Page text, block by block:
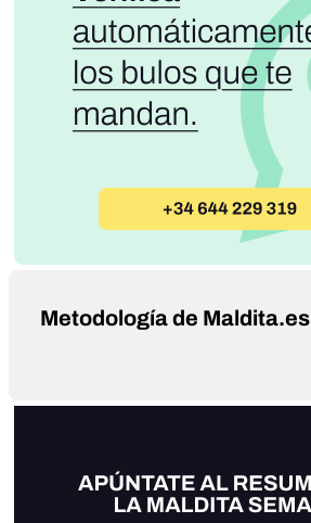
Metodología de Maldita.es